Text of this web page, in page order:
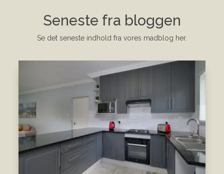
Seneste fra bloggen
Se det seneste indhold fra vores madblog her.